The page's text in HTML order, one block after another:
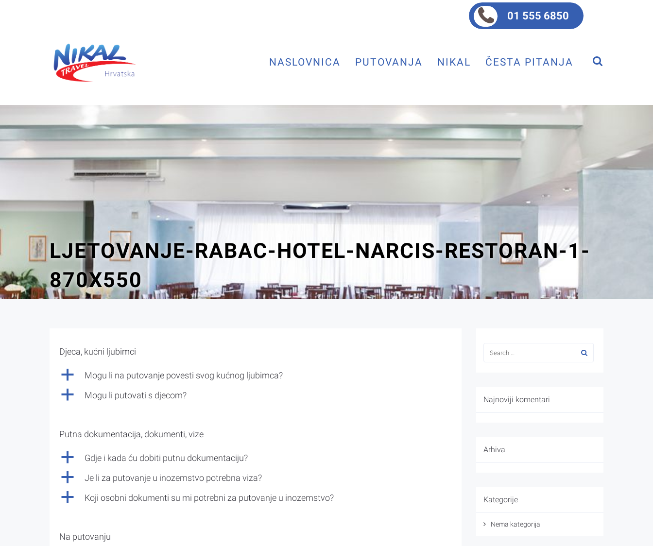
01 555 6850
NASLOVNICA PUTOVANJA NIKAL ČESTA PITANJA
LJETOVANJE-RABAC-HOTEL-NARCIS-RESTORAN-1-
870X550
Djeca, kućni ljubimci
a Mogu li na putovanje povesti svog kućnog ljubimca?
a Mogu li putovati s djecom?
Putna dokumentacija, dokumenti, vize
a Gdje i kada ću dobiti putnu dokumentaciju?
a Je li za putovanje u inozemstvo potrebna viza?
a Koji osobni dokumenti su mi potrebni za putovanje u inozemstvo?
Na putovanju
Najnoviji komentari
Arhiva
Kategorije
Nema kategorija